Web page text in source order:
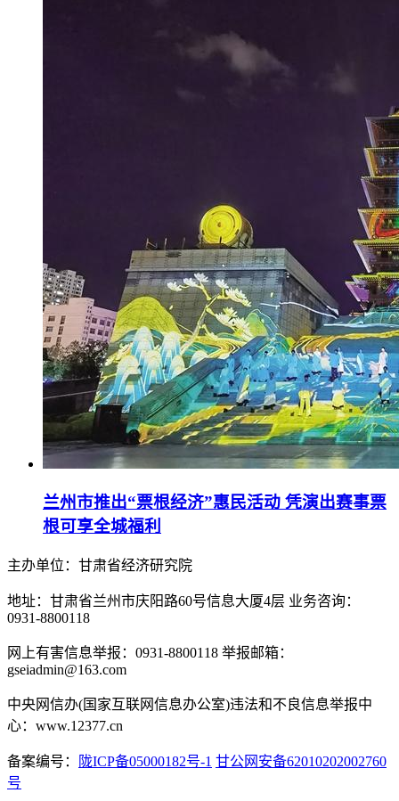
兰州市推出“票根经济”惠民活动 凭演出赛事票
根可享全城福利
主办单位：甘肃省经济研究院
地址：甘肃省兰州市庆阳路60号信息大厦4层 业务咨询：
0931-8800118
网上有害信息举报：0931-8800118 举报邮箱：
gseiadmin@163.com
中央网信办(国家互联网信息办公室)违法和不良信息举报中
心：www.12377.cn
备案编号： 陇ICP备05000182号-1 甘公网安备62010202002760
号